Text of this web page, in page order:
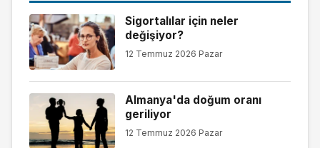
Sigortalılar için neler
değişiyor?
12 Temmuz 2026 Pazar
Almanya'da doğum oranı
geriliyor
12 Temmuz 2026 Pazar